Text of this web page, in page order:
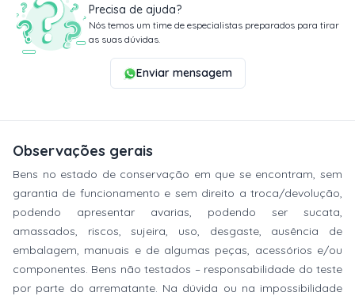
Precisa de ajuda?
Nós temos um time de especialistas preparados para tirar
as suas dúvidas.
Enviar mensagem
Observações gerais
Bens no estado de conservação em que se encontram, sem
garantia de funcionamento e sem direito a troca/devolução,
podendo apresentar avarias, podendo ser sucata,
amassados, riscos, sujeira, uso, desgaste, ausência de
embalagem, manuais e de algumas peças, acessórios e/ou
componentes. Bens não testados – responsabilidade do teste
por parte do arrematante. Na dúvida ou na impossibilidade